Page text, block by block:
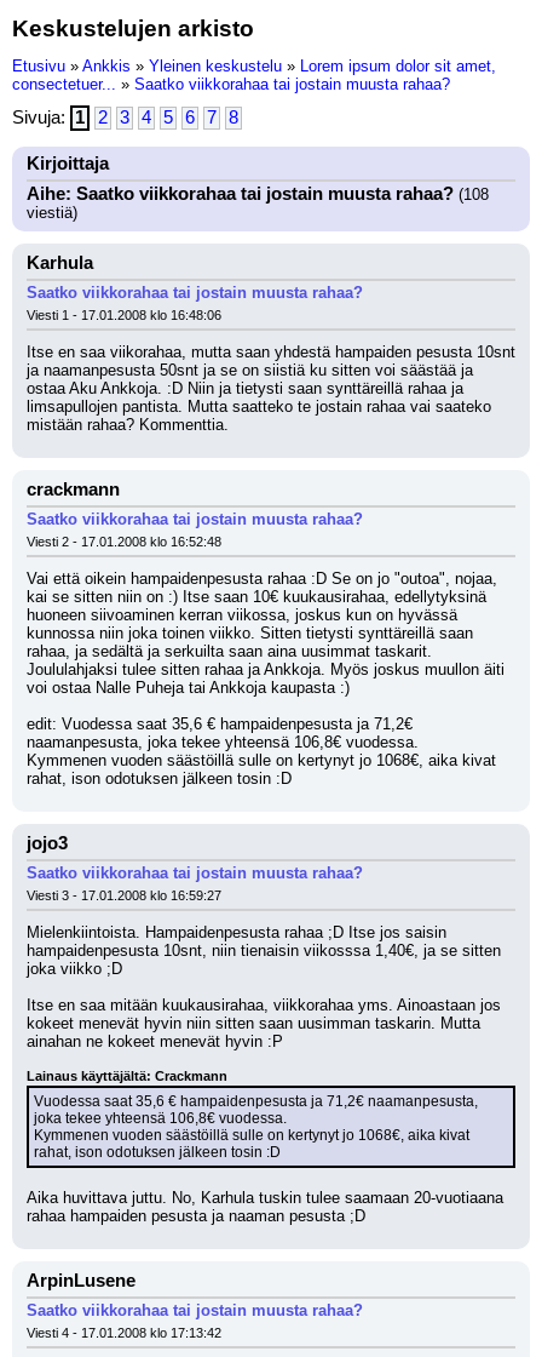
Keskustelujen arkisto
Etusivu » Ankkis » Yleinen keskustelu » Lorem ipsum dolor sit amet,
consectetuer... » Saatko viikkorahaa tai jostain muusta rahaa?
Sivuja: 1 2 3 4 5 6 7 8
Kirjoittaja
Aihe: Saatko viikkorahaa tai jostain muusta rahaa? (108
viestiä)
Karhula
Saatko viikkorahaa tai jostain muusta rahaa?
Viesti 1 - 17.01.2008 klo 16:48:06
Itse en saa viikorahaa, mutta saan yhdestä hampaiden pesusta 10snt
ja naamanpesusta 50snt ja se on siistiä ku sitten voi säästää ja
ostaa Aku Ankkoja. :D Niin ja tietysti saan synttäreillä rahaa ja
limsapullojen pantista. Mutta saatteko te jostain rahaa vai saateko
mistään rahaa? Kommenttia.
crackmann
Saatko viikkorahaa tai jostain muusta rahaa?
Viesti 2 - 17.01.2008 klo 16:52:48
Vai että oikein hampaidenpesusta rahaa :D Se on jo "outoa", nojaa,
kai se sitten niin on :) Itse saan 10€ kuukausirahaa, edellytyksinä
huoneen siivoaminen kerran viikossa, joskus kun on hyvässä
kunnossa niin joka toinen viikko. Sitten tietysti synttäreillä saan
rahaa, ja sedältä ja serkuilta saan aina uusimmat taskarit.
Joululahjaksi tulee sitten rahaa ja Ankkoja. Myös joskus muullon äiti
voi ostaa Nalle Puheja tai Ankkoja kaupasta :)
edit: Vuodessa saat 35,6 € hampaidenpesusta ja 71,2€
naamanpesusta, joka tekee yhteensä 106,8€ vuodessa.
Kymmenen vuoden säästöillä sulle on kertynyt jo 1068€, aika kivat
rahat, ison odotuksen jälkeen tosin :D
jojo3
Saatko viikkorahaa tai jostain muusta rahaa?
Viesti 3 - 17.01.2008 klo 16:59:27
Mielenkiintoista. Hampaidenpesusta rahaa ;D Itse jos saisin
hampaidenpesusta 10snt, niin tienaisin viikosssa 1,40€, ja se sitten
joka viikko ;D
Itse en saa mitään kuukausirahaa, viikkorahaa yms. Ainoastaan jos
kokeet menevät hyvin niin sitten saan uusimman taskarin. Mutta
ainahan ne kokeet menevät hyvin :P
Lainaus käyttäjältä: Crackmann
Vuodessa saat 35,6 € hampaidenpesusta ja 71,2€ naamanpesusta,
joka tekee yhteensä 106,8€ vuodessa.
Kymmenen vuoden säästöillä sulle on kertynyt jo 1068€, aika kivat
rahat, ison odotuksen jälkeen tosin :D
Aika huvittava juttu. No, Karhula tuskin tulee saamaan 20-vuotiaana
rahaa hampaiden pesusta ja naaman pesusta ;D
ArpinLusene
Saatko viikkorahaa tai jostain muusta rahaa?
Viesti 4 - 17.01.2008 klo 17:13:42